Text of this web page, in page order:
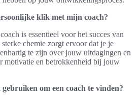
klik met mijn coach?
is essentieel voor het succes van
chemie zorgt ervoor dat je je
te zijn over jouw uitdagingen en
motivatie en betrokkenheid bij jouw
om een coach te vinden?